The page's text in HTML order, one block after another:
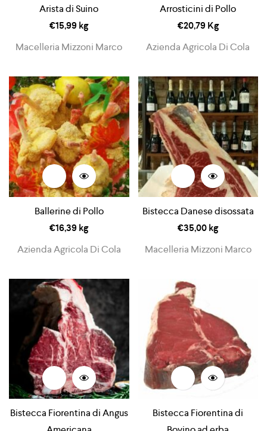
Arista di Suino
€15,99 kg
Macelleria Mizzoni Marco
Arrosticini di Pollo
€20,79 Kg
Azienda Agricola Di Cola
Ballerine di Pollo
€16,39 kg
Azienda Agricola Di Cola
Bistecca Danese disossata
€35,00kg
Macelleria Mizzoni Marco
Bistecca Fiorentina di Angus
Bistecca Fiorentina di